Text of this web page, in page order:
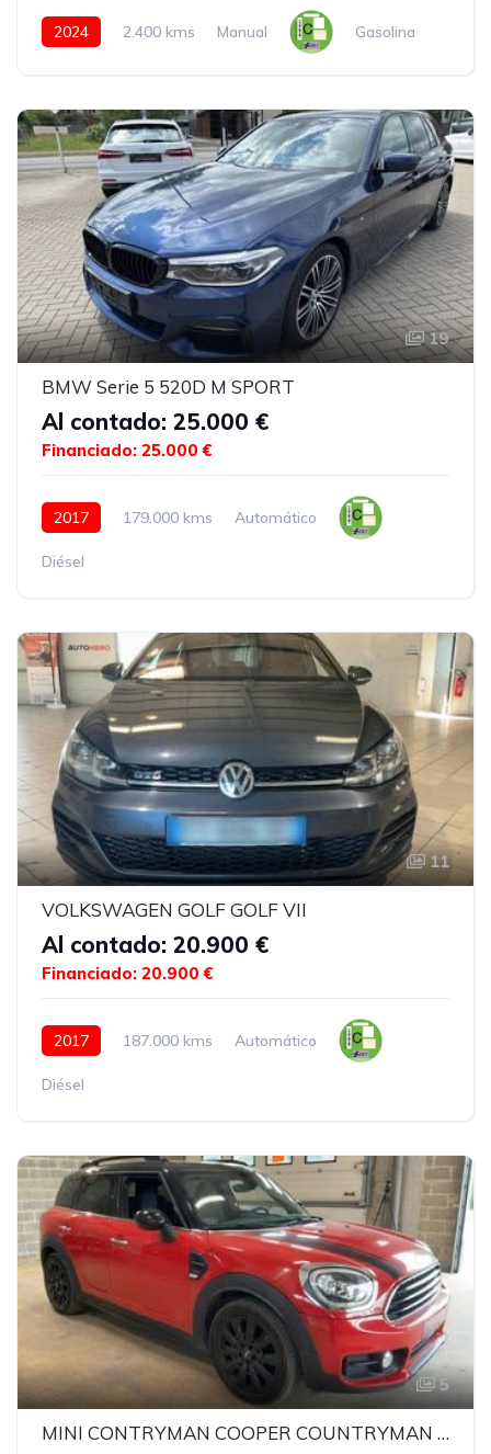
2024 2.400 kms Manual Gasolina
19
BMW Serie 5 520D M SPORT
Al contado: 25.000 €
Financiado: 25.000 €
2017 179.000 kms Automático
Diésel
11
VOLKSWAGEN GOLF GOLF VII
Al contado: 20.900 €
Financiado: 20.900 €
2017 187.000 kms Automático
Diésel
5
MINI CONTRYMAN COOPER COUNTRYMAN COOPER